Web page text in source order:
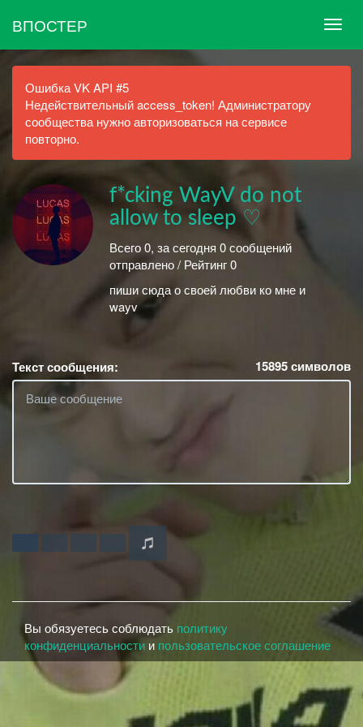
ВПОСТЕР
Ошибка VK API #5
Недействительный access_token! Администратору
сообщества нужно авторизоваться на сервисе
повторно.
f*cking WayV do not
allow to sleep ♡
Всего 0, за сегодня 0 сообщений
отправлено / Рейтинг 0
пиши сюда о своей любви ко мне и
wayv
Текст сообщения: 15895символов
Вы обязуетесь соблюдать политику
конфиденциальности и пользовательское соглашение